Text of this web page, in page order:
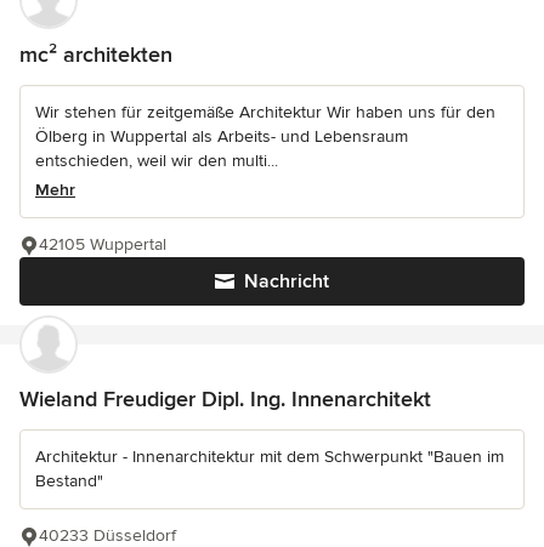
mc² architekten
Wir stehen für zeitgemäße Architektur Wir haben uns für den
Ölberg in Wuppertal als Arbeits- und Lebensraum
entschieden, weil wir den multi...
Mehr
Nachricht
42105 Wuppertal
Wieland Freudiger Dipl. Ing. Innenarchitekt
Architektur - Innenarchitektur mit dem Schwerpunkt "Bauen im
Bestand"
40233 Düsseldorf